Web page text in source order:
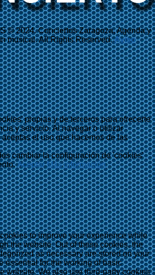
© 2024. Conciertos Zaragoza, Agenda y
musical. All Rights Reserved.Aviso
propias y de terceros para ofrecerte
y servicio. Al navegar o utilizar
el uso que hacemos de las
cambiar la configuración de 'cookies'
Aceptar Más información
to improve your experience while
the website. Out of these cookies, the
as necessary are stored on your
essential for the working of basic
website. We also use third-party cookies